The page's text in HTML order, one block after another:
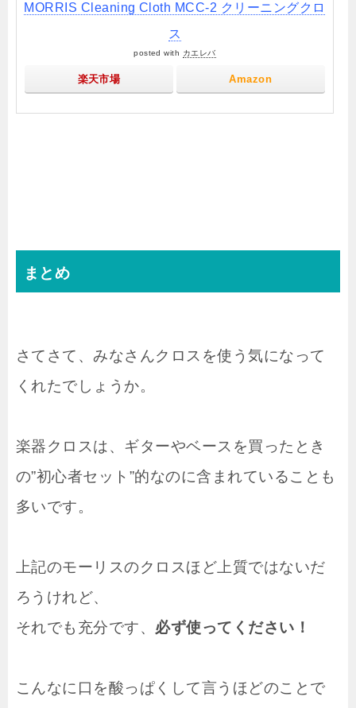
MORRIS Cleaning Cloth MCC-2 クリーニングクロ
ス
posted with カエレバ
楽天市場 Amazon
まとめ
さてさて、みなさんクロスを使う気になって
くれたでしょうか。
楽器クロスは、ギターやベースを買ったとき
の”初心者セット”的なのに含まれていることも
多いです。
上記のモーリスのクロスほど上質ではないだ
ろうけれど、
それでも充分です、 必ず使ってください！
こんなに口を酸っぱくして言うほどのことで